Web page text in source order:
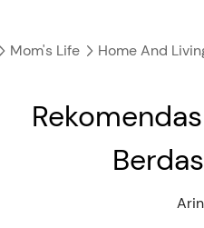
Mom's Life
Home And